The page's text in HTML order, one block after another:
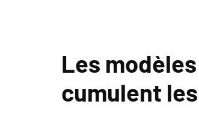
Les
cumulent